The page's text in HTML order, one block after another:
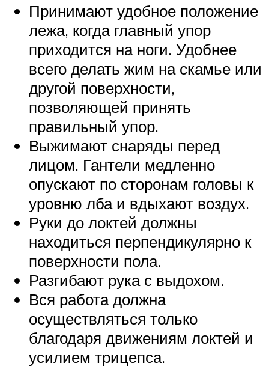
Принимают удобное положение
лежа, когда главный упор
приходится на ноги. Удобнее
всего делать жим на скамье или
другой поверхности,
позволяющей принять
правильный упор.
Выжимают снаряды перед
лицом. Гантели медленно
опускают по сторонам головы к
уровню лба и вдыхают воздух.
Руки до локтей должны
находиться перпендикулярно к
поверхности пола.
Разгибают рука с выдохом.
Вся работа должна
осуществляться только
благодаря движениям локтей и
усилием трицепса.